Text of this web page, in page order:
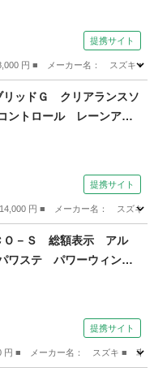
Ｗ パートタイム４Ｗ
－トエアコン ターボー
提携サイト
円 ■ メーカー名： スズキ
リッドＧ クリアランスソ
ントロール レーンアシ
テム オートライト Ｌ
ートキー アイドリング
ー シートヒーター Ｃ
提携サイト
円 ■ メーカー名： スズキ
Ｏ－Ｓ 総額表示 アル
ステ パワーウィン
ングチェーン Ｉ－Ｓ
提携サイト
円 ■ メーカー名： スズキ ■